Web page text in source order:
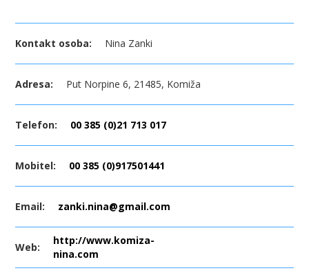
Kontakt osoba: Nina Zanki
Adresa: Put Norpine 6, 21485, Komiža
Telefon: 00 385 (0)21 713 017
Mobitel: 00 385 (0)917501441
Email: zanki.nina@gmail.com
Web:
http://www.komiza-
nina.com